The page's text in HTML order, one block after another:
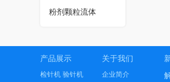
粉剂颗粒流体
产品展示
检针机 验针机
关于我们
企业简介